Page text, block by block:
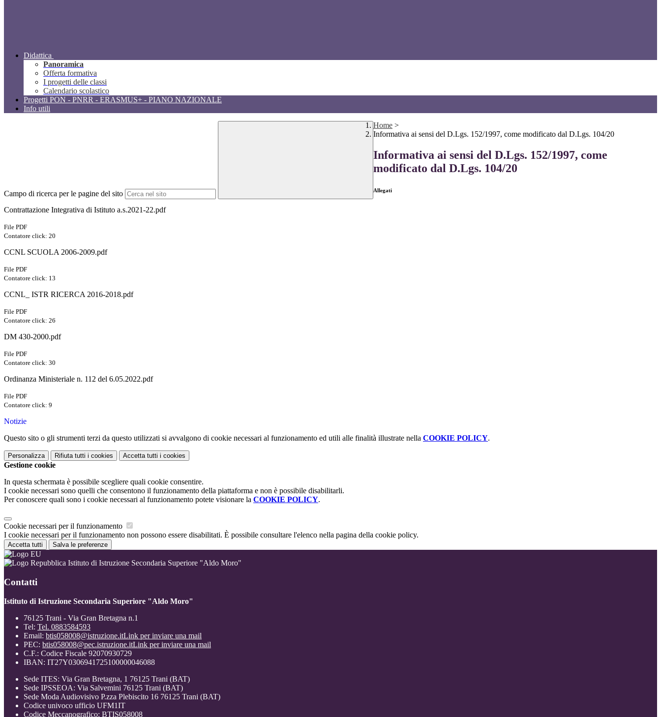
Didattica
Panoramica
Offerta formativa
I progetti delle classi
Calendario scolastico
Progetti PON - PNRR - ERASMUS+ - PIANO NAZIONALE
Info utili
Campo di ricerca per le pagine del sito
Home >
Informativa ai sensi del D.Lgs. 152/1997, come modificato dal D.Lgs. 104/20
Informativa ai sensi del D.Lgs. 152/1997, come
modificato dal D.Lgs. 104/20
Allegati
Contrattazione Integrativa di Istituto a.s.2021-22.pdf
File PDF
Contatore click: 20
CCNL SCUOLA 2006-2009.pdf
File PDF
Contatore click: 13
CCNL_ ISTR RICERCA 2016-2018.pdf
File PDF
Contatore click: 26
DM 430-2000.pdf
File PDF
Contatore click: 30
Ordinanza Ministeriale n. 112 del 6.05.2022.pdf
File PDF
Contatore click: 9
Notizie
Questo sito o gli strumenti terzi da questo utilizzati si avvalgono di cookie necessari al funzionamento ed utili alle finalità illustrate nella COOKIE POLICY.
Personalizza Rifiuta tutti i cookies Accetta tutti i cookies
Gestione cookie
In questa schermata è possibile scegliere quali cookie consentire.
I cookie necessari sono quelli che consentono il funzionamento della piattaforma e non è possibile disabilitarli.
Per conoscere quali sono i cookie necessari al funzionamento potete visionare la COOKIE POLICY.
Cookie necessari per il funzionamento
I cookie necessari per il funzionamento non possono essere disabilitati. È possibile consultare l'elenco nella pagina della cookie policy.
Accetta tutti Salva le preferenze
Istituto di Istruzione Secondaria Superiore "Aldo Moro"
Contatti
Istituto di Istruzione Secondaria Superiore "Aldo Moro"
76125 Trani - Via Gran Bretagna n.1
Tel: Tel. 0883584593
Email: btis058008@istruzione.itLink per inviare una mail
PEC: btis058008@pec.istruzione.itLink per inviare una mail
C.F.: Codice Fiscale 92070930729
IBAN: IT27Y0306941725100000046088
Sede ITES: Via Gran Bretagna, 1 76125 Trani (BAT)
Sede IPSSEOA: Via Salvemini 76125 Trani (BAT)
Sede Moda Audiovisivo P.zza Plebiscito 16 76125 Trani (BAT)
Codice univoco ufficio UFM1IT
Codice Meccanografico: BTIS058008